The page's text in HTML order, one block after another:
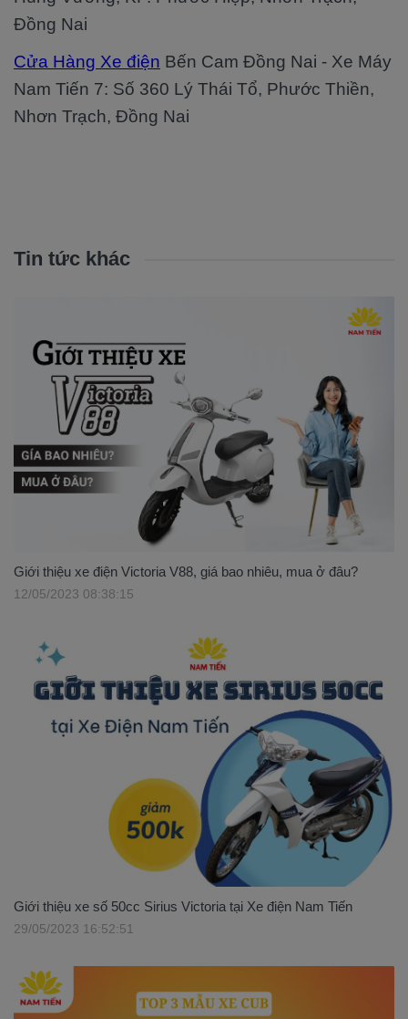
Đồng Nai
Cửa Hàng Xe điện Bến Cam Đồng Nai - Xe Máy
Nam Tiến 7: Số 360 Lý Thái Tổ, Phước Thiền,
Nhơn Trạch, Đồng Nai
Tin tức khác
Giới thiệu xe điện Victoria V88, giá bao nhiêu, mua ở đâu?
12/05/2023 08:38:15
Giới thiệu xe số 50cc Sirius Victoria tại Xe điện Nam Tiến
29/05/2023 16:52:51